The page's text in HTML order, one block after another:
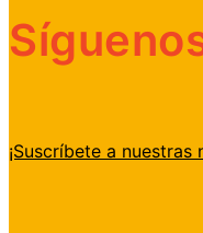
¡Suscríbete a nuestras